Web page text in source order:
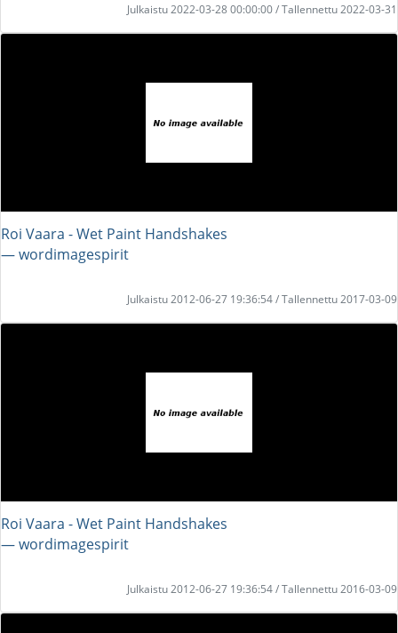
Julkaistu 2022-03-28 00:00:00 / Tallennettu 2022-03-31
Roi Vaara - Wet Paint Handshakes
― wordimagespirit
Julkaistu 2012-06-27 19:36:54 / Tallennettu 2017-03-09
Roi Vaara - Wet Paint Handshakes
― wordimagespirit
Julkaistu 2012-06-27 19:36:54 / Tallennettu 2016-03-09